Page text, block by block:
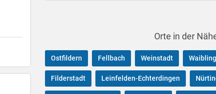
Orte in der
Ostfildern Fellbach Weinstadt
Filderstadt Leinfelden-Echterdingen